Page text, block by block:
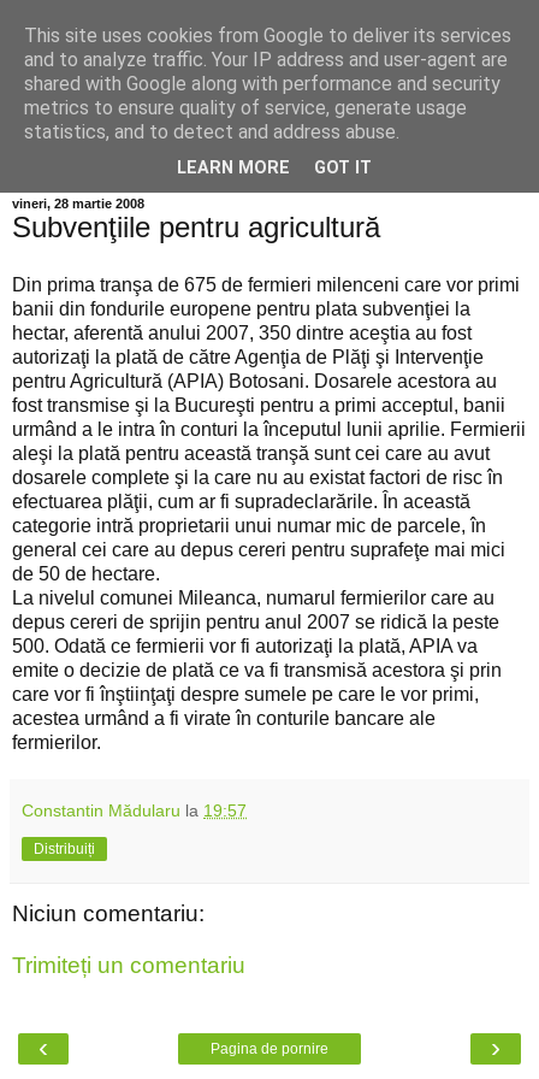
Info MILEANCA
BINE AȚI VENIT! *Jurnal online de informație și opinie;
Vineri 07 August, 2026
vineri, 28 martie 2008
Subvenţiile pentru agricultură
Din prima tranşa de 675 de fermieri milenceni care vor primi
banii din fondurile europene pentru plata subvenţiei la
hectar, aferentă anului 2007, 350 dintre aceştia au fost
autorizaţi la plată de către Agenţia de Plăţi şi Intervenţie
pentru Agricultură (APIA) Botosani. Dosarele acestora au
fost transmise şi la Bucureşti pentru a primi acceptul, banii
urmând a le intra în conturi la începutul lunii aprilie. Fermierii
aleşi la plată pentru această tranşă sunt cei care au avut
dosarele complete şi la care nu au existat factori de risc în
efectuarea plăţii, cum ar fi supradeclarările. În această
categorie intră proprietarii unui numar mic de parcele, în
general cei care au depus cereri pentru suprafeţe mai mici
de 50 de hectare.
La nivelul comunei Mileanca, numarul fermierilor care au
depus cereri de sprijin pentru anul 2007 se ridică la peste
500. Odată ce fermierii vor fi autorizaţi la plată, APIA va
emite o decizie de plată ce va fi transmisă acestora şi prin
care vor fi înştiinţaţi despre sumele pe care le vor primi,
acestea urmând a fi virate în conturile bancare ale
fermierilor.
Constantin Mădularu la 19:57
Distribuiți
Niciun comentariu:
Trimiteți un comentariu
‹ ›
Pagina de pornire
This site uses cookies from Google to deliver its services
and to analyze traffic. Your IP address and user-agent are
shared with Google along with performance and security
metrics to ensure quality of service, generate usage
statistics, and to detect and address abuse.
LEARN MORE GOT IT